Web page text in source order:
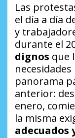
Las
el día a día
y
durante el
dignos que
panorama
anterior:
enero,
la misma
adecuados